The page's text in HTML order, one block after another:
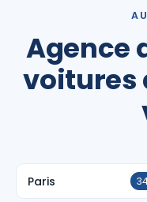
Agence
voitures
Paris